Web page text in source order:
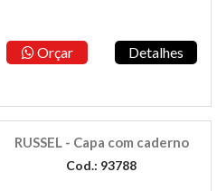
Orçar Detalhes
RUSSEL - Capa com caderno
Cod.: 93788